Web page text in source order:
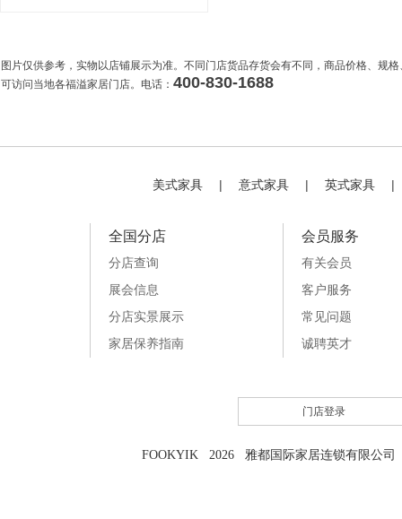
图片仅供参考，实物以店铺展示为准。不同门店货品存货会有不同，商品价格、规
可访问当地各福溢家居门店。电话： 400-830-1688
美式家具 | 意式家具 | 英式家具 |
全国分店
分店查询
展会信息
分店实景展示
家居保养指南
会员服务
有关会员
客户服务
常见问题
诚聘英才
门店登录
FOOKYIK 2026 雅都国际家居连锁有限公司